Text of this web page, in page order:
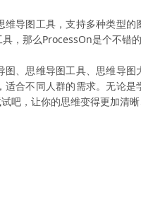
导图工具，支持多种类型
，那么ProcessOn是个不错的
、思维导图工具、思维导图
合不同人群的需求。无论
吧，让你的思维变得更加清晰